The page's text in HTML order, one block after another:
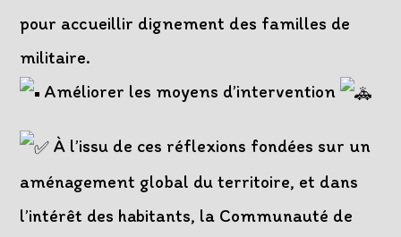
pour accueillir dignement des familles de
militaire.
Améliorer les moyens d’intervention
À l’issu de ces réflexions fondées sur un
aménagement global du territoire, et dans
l’intérêt des habitants, la Communauté de